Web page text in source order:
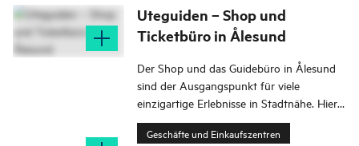
Uteguiden – Shop und
Ticketbüro in Ålesund
Der Shop und das Guidebüro in Ålesund
sind der Ausgangspunkt für viele
einzigartige Erlebnisse in Stadtnähe. Hier
kannst du Ausrüstung mieten und Tickets
kaufen.
Geschäfte und Einkaufszentren